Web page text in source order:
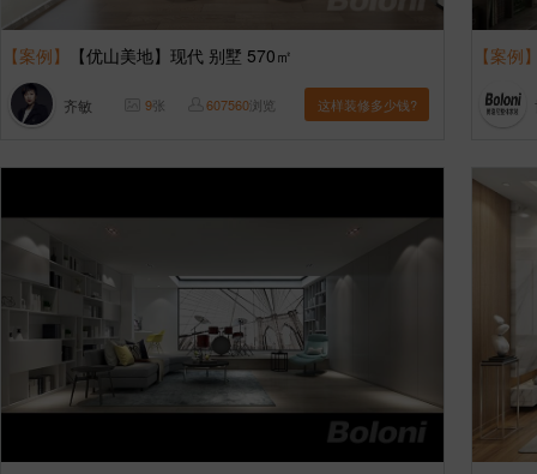
【案例】 【优山美地】现代 别墅 570㎡
齐敏 9张 607560浏览 这样装修多少钱?
【案例